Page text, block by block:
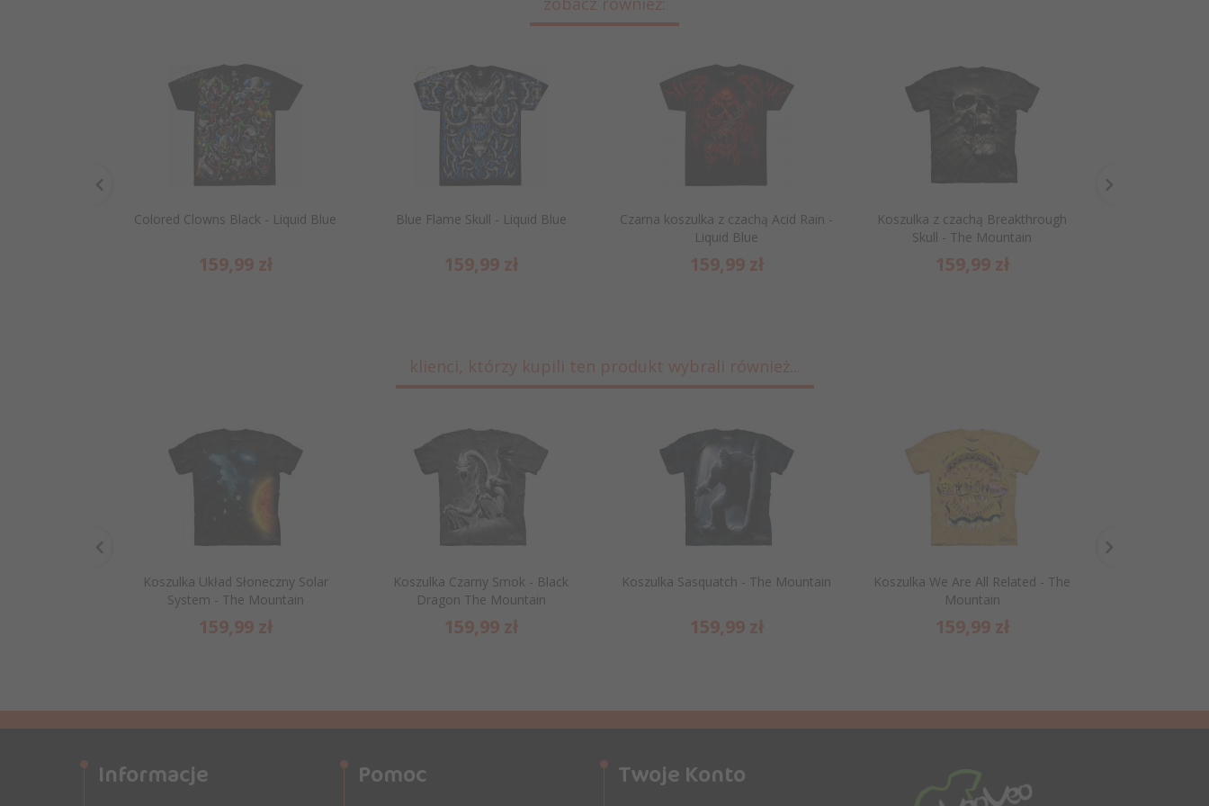
Colored Clowns Black - Liquid Blue
159,99 zł
Blue Flame Skull - Liquid Blue
159,99 zł
Czarna koszulka z czachą Acid Rain -
Liquid Blue
159,99 zł
Koszulka z czachą Breakthrough
Skull - The Mountain
159,99 zł
klienci, którzy kupili ten produkt wybrali również...
Koszulka Układ Słoneczny Solar
System - The Mountain
159,99 zł
Koszulka Czarny Smok - Black
Dragon The Mountain
159,99 zł
Koszulka Sasquatch - The Mountain
159,99 zł
Koszulka We Are All Related - The
Mountain
159,99 zł
Informacje Pomoc Twoje Konto